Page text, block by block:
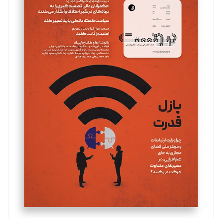
سروش کرمیان
تحریریه
مینا پاکدل
یسنا امان‌پور
تحریریه
ملینا جعفری
تحریریه
مصطفی مسجدی آرانی
تحریریه